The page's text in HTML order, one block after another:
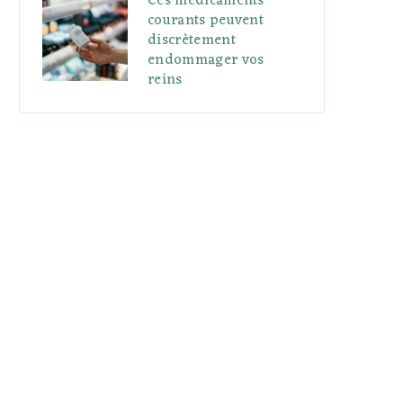
courants peuvent
discrètement
endommager vos
reins